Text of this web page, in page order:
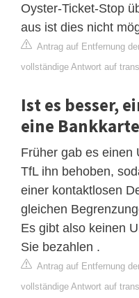
Oyster-Ticket-Stop
aus ist dies nicht
Antrag auf Entfernung
vollständige Antwort auf
Ist es besser,
eine
Früher gab es einen
TfL ihn behoben,
einer kontaktlosen
gleichen
Es gibt also keinen
Sie bezahlen .
Antrag auf Entfernung
vollständige Antwort auf